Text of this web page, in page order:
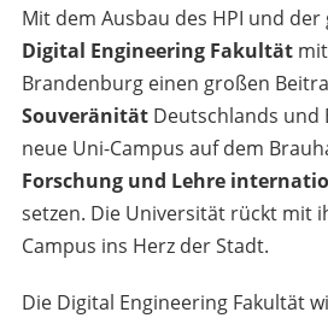
Mit dem Ausbau des HPI und
Digital Engineering Fakultätmit
Brandenburg einen großen
SouveränitätDeutschlands und
neue Uni-Campus auf dem
Forschung und Lehre
setzen. Die Universität rückt mit
Campus ins Herz der Stadt.
Die Digital Engineering Fakultät